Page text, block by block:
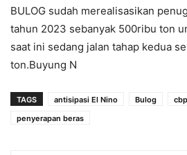
BULOG sudah merealisasikan
tahun 2023 sebanyak 500ribu ton
saat ini sedang jalan tahap kedua
ton.Buyung N
TAGS antisipasi El Nino Bulog cbp
penyerapan beras